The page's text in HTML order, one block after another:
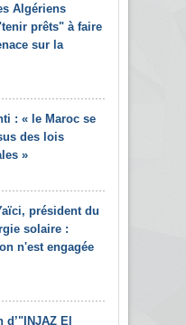
Algériens
prêts" à faire
sur la
: « le Maroc se
des lois
»
président du
solaire :
n'est engagée
El